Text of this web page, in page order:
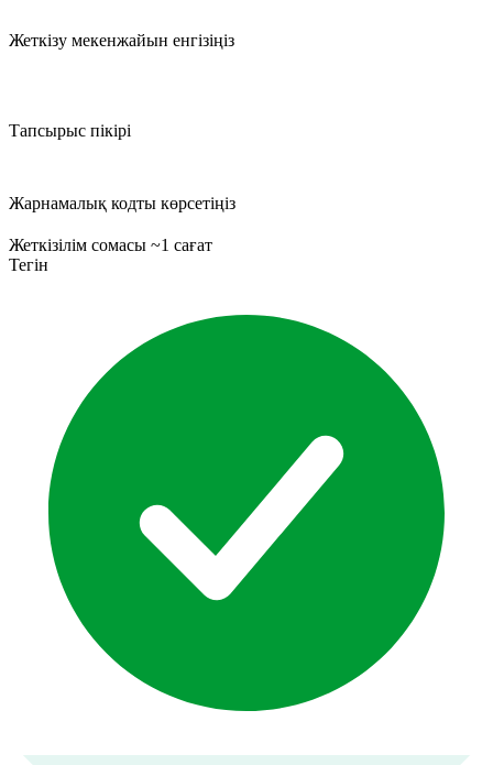
Жеткізу мекенжайын енгізіңіз
Тапсырыс пікірі
Жарнамалық кодты көрсетіңіз
Жеткізілім сомасы ~1 сағат
Тегін